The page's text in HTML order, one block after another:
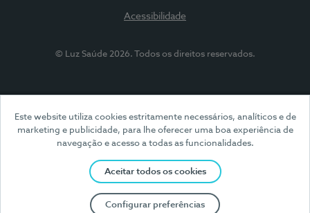
Este website utiliza cookies estritamente necessários, analíticos e de
marketing e publicidade, para lhe oferecer uma boa experiência de
navegação e acesso a todas as funcionalidades.
Aceitar todos os cookies
Configurar preferências
Acessibilidade
© Luz Saúde 2026. Todos os direitos reservados.